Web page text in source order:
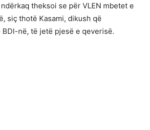
theksoi se për VLEN mbetet e
siç thotë Kasami, dikush që
BDI-në, të jetë pjesë e qeverisë.